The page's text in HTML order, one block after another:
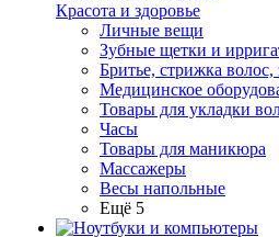
Красота и здоровье
Личные вещи
Зубные щетки и
Бритье, стрижка
Медицинское
Товары для укладки
Часы
Товары для маникюра
Массажеры
Весы напольные
Ещё 5